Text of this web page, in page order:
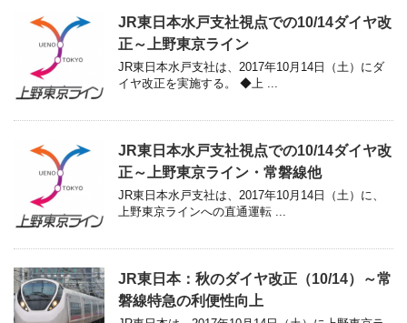
JR東日本水戸支社視点での10/14ダイヤ改
正～上野東京ライン
JR東日本水戸支社は、2017年10月14日（土）にダ
イヤ改正を実施する。 ◆上 ...
JR東日本水戸支社視点での10/14ダイヤ改
正～上野東京ライン・常磐線他
JR東日本水戸支社は、2017年10月14日（土）に、
上野東京ラインへの直通運転 ...
JR東日本：秋のダイヤ改正（10/14）～常
磐線特急の利便性向上